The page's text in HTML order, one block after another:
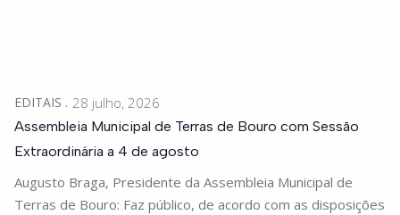
EDITAIS 28 julho, 2026
Assembleia Municipal de Terras de Bouro com Sessão
Extraordinária a 4 de agosto
Augusto Braga, Presidente da Assembleia Municipal de
Terras de Bouro: Faz público, de acordo com as disposições